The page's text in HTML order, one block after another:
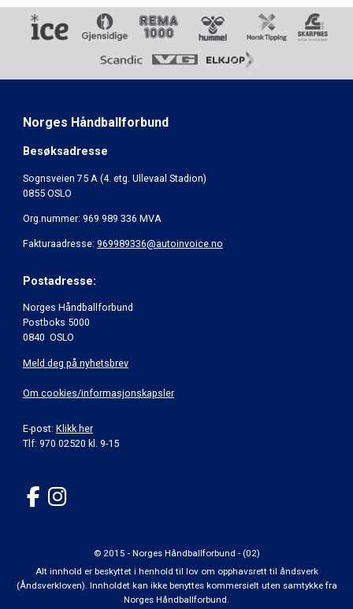
Norges Håndballforbund
Besøksadresse
Sognsveien 75 A (4. etg. Ullevaal Stadion)
0855 OSLO
Org.nummer: 969 989 336 MVA
Fakturaadresse: 969989336@autoinvoice.no
Postadresse:
Norges Håndballforbund
Postboks 5000
0840 OSLO
Meld deg på nyhetsbrev
Om cookies/informasjonskapsler
E-post: Klikk her
Tlf: 970 02520 kl. 9-15
© 2015 - Norges Håndballforbund - (02)
Alt innhold er beskyttet i henhold til lov om opphavsrett til åndsverk
(Åndsverkloven). Innholdet kan ikke benyttes kommersielt uten samtykke fra
Norges Håndballforbund.